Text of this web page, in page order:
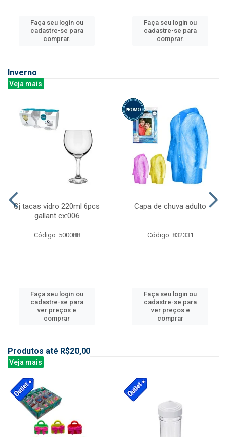
Faça seu login ou
cadastre-se para
comprar.
Faça seu login ou
cadastre-se para
comprar.
Inverno
Veja mais
Cj tacas vidro 220ml 6pcs
gallant cx:006
Código: 500088
Faça seu login ou
cadastre-se para
ver preços e
comprar
Capa de chuva adulto
Código: 832331
Faça seu login ou
cadastre-se para
ver preços e
comprar
Produtos até R$20,00
Veja mais